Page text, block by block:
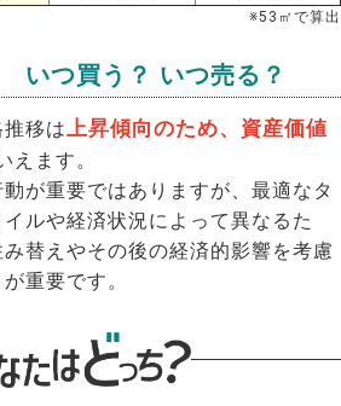
※53 ㎡で算出
いつ買う？ いつ売る？
移は 上昇傾向のため、資産価値
えます。
が重要ではありますが、最適なタ
ルや経済状況によって異なるた
替えやその後の経済的影響を考慮
重要です。